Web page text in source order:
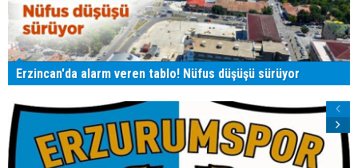
Erzincan'da alarm veren tablo! Nüfus düşüşü sürüyor